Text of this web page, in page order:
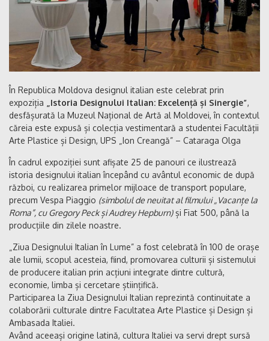
În Republica Moldova designul italian este celebrat prin
expoziția
„Istoria Designului Italian: Excelență și Sinergie”,
desfășurată la Muzeul Național de Artă al Moldovei, în contextul
căreia este expusă și colecția vestimentară a studentei Facultății
Arte Plastice și Design, UPS „Ion Creangă” – Cataraga Olga
În cadrul expoziției sunt afișate 25 de panouri ce ilustrează
istoria designului italian începând cu avântul economic de după
război, cu realizarea primelor mijloace de transport populare,
precum Vespa Piaggio (simbolul de neuitat al filmului „Vacanțe la
Roma”, cu Gregory Peck și Audrey Hepburn)și Fiat 500, până la
producțiile din zilele noastre.
„Ziua Designului Italian în Lume” a fost celebrată în 100 de orașe
ale lumii, scopul acesteia, fiind, promovarea culturii și sistemului
de producere italian prin acțiuni integrate dintre cultură,
economie, limba și cercetare științifică.
Participarea la Ziua Designului Italian reprezintă continuitate a
colaborării culturale dintre Facultatea Arte Plastice și Design și
Ambasada Italiei.
Având aceeași origine latină, cultura Italiei va servi drept sursă